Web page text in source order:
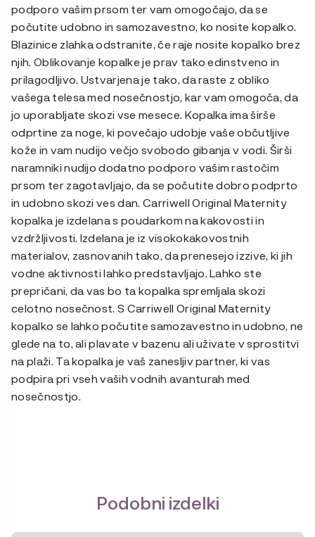
podporo vašim prsom ter vam omogočajo, da se
počutite udobno in samozavestno, ko nosite kopalko.
Blazinice zlahka odstranite, če raje nosite kopalko brez
njih. Oblikovanje kopalke je prav tako edinstveno in
prilagodljivo. Ustvarjena je tako, da raste z obliko
vašega telesa med nosečnostjo, kar vam omogoča, da
jo uporabljate skozi vse mesece. Kopalka ima širše
odprtine za noge, ki povečajo udobje vaše občutljive
kože in vam nudijo večjo svobodo gibanja v vodi. Širši
naramniki nudijo dodatno podporo vašim rastočim
prsom ter zagotavljajo, da se počutite dobro podprto
in udobno skozi ves dan. Carriwell Original Maternity
kopalka je izdelana s poudarkom na kakovosti in
vzdržljivosti. Izdelana je iz visokokakovostnih
materialov, zasnovanih tako, da prenesejo izzive, ki jih
vodne aktivnosti lahko predstavljajo. Lahko ste
prepričani, da vas bo ta kopalka spremljala skozi
celotno nosečnost. S Carriwell Original Maternity
kopalko se lahko počutite samozavestno in udobno, ne
glede na to, ali plavate v bazenu ali uživate v sprostitvi
na plaži. Ta kopalka je vaš zanesljiv partner, ki vas
podpira pri vseh vaših vodnih avanturah med
nosečnostjo.
Podobni izdelki